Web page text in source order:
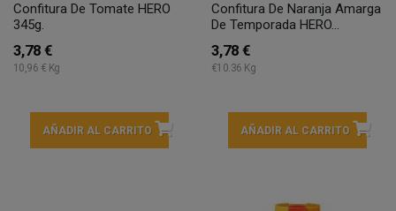
Confitura De Tomate HERO
345g.
3,78 €
10,96 € Kg
AÑADIR AL CARRITO
Confitura De Naranja Amarga
De Temporada HERO...
3,78 €
€10.36 Kg
AÑADIR AL CARRITO